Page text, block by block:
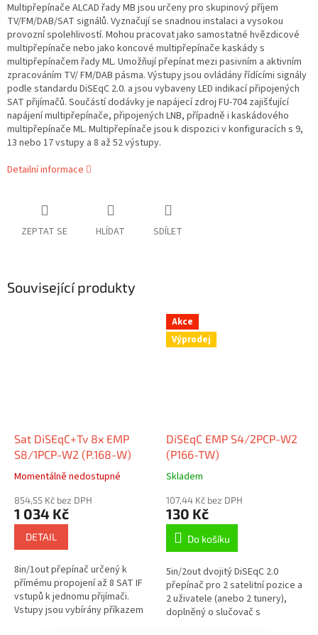
Multipřepínače ALCAD řady MB jsou určeny pro skupinový příjem
TV/FM/DAB/SAT signálů. Vyznačují se snadnou instalaci a vysokou
provozní spolehlivostí. Mohou pracovat jako samostatné hvězdicové
multipřepínače nebo jako koncové multipřepínače kaskády s
multipřepínačem řady ML. Umožňují přepínat mezi pasivním a aktivním
zpracováním TV/ FM/DAB pásma. Výstupy jsou ovládány řídícími signály
podle standardu DiSEqC 2.0. a jsou vybaveny LED indikací připojených
SAT přijímačů. Součástí dodávky je napájecí zdroj FU-704 zajišťující
napájení multipřepínače, připojených LNB, případně i kaskádového
multipřepínače ML. Multipřepínače jsou k dispozici v konfiguracích s 9,
13 nebo 17 vstupy a 8 až 52 výstupy.
Detailní informace
ZEPTAT SE HLÍDAT SDÍLET
Související produkty
Sat DiSEqC+Tv 8x EMP
S8/1PCP-W2 (P.168-W)
Momentálně nedostupné
854,55 Kč bez DPH
1 034 Kč
DETAIL
8in/1out přepínač určený k
přímému propojení až 8 SAT IF
vstupů k jednomu přijímači.
Vstupy jsou vybírány příkazem
Akce
Výprodej
DiSEqC EMP S4/2PCP-W2
(P166-TW)
Skladem
107,44 Kč bez DPH
130 Kč
Do košíku
5in/2out dvojitý DiSEqC 2.0
přepínač pro 2 satelitní pozice a
2 uživatele (anebo 2 tunery),
doplněný o slučovač s